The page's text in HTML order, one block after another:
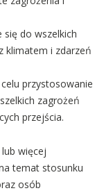
do wszelkich
klimatem i zdarzeń
przystosowanie
zagrożeń
przejścia.
więcej
temat stosunku
osób